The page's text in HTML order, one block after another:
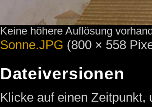
Keine höhere Auflösung
Sonne.JPG (800 × 558
Dateiversionen
Klicke auf einen